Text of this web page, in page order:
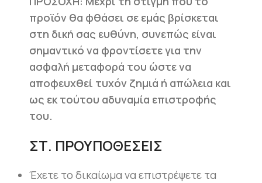
προϊόν θα φθάσει σε εμάς βρίσκεται
στη δική σας ευθύνη, συνεπώς είναι
σημαντικό να φροντίσετε για την
ασφαλή μεταφορά του ώστε να
αποφευχθεί τυχόν ζημιά ή απώλεια και
ως εκ τούτου αδυναμία επιστροφής
του.
ΣΤ. ΠΡΟΥΠΟΘΕΣΕΙΣ
Έχετε το δικαίωμα να επιστρέψετε τα